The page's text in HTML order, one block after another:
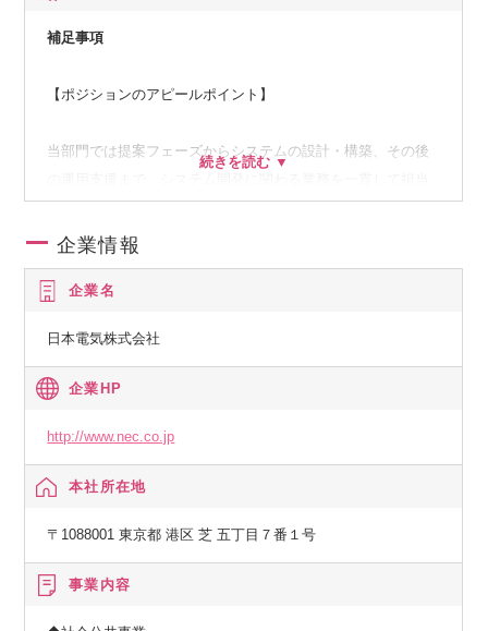
補足事項
【ポジションのアピールポイント】
当部門では提案フェーズからシステムの設計・構築、その後
とができ、貴重なドメインナレッジを蓄積することが可能で
もあり、業務を通じて国民の安全・安心に貢献できる点、航
空・宇宙安全保障領域における国内外の動向を把握できると
企業情報
企業名
日本電気株式会社
企業HP
http://www.nec.co.jp
本社所在地
〒1088001 東京都 港区 芝 五丁目７番１号
事業内容